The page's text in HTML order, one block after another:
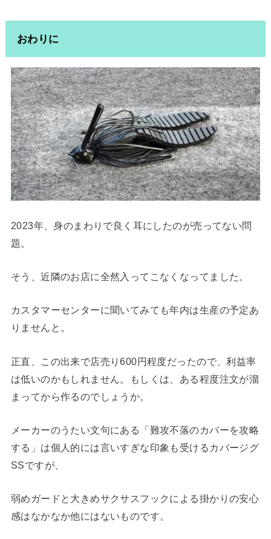
おわりに
2023年、身のまわりで良く耳にしたのが売ってない問
題。
そう、近隣のお店に全然入ってこなくなってました。
カスタマーセンターに聞いてみても年内は生産の予定あ
りませんと。
正直、この出来で店売り600円程度だったので、利益率
は低いのかもしれません。もしくは、ある程度注文が溜
まってから作るのでしょうか。
メーカーのうたい文句にある「難攻不落のカバーを攻略
する」は個人的には言いすぎな印象も受けるカバージグ
SSですが、
弱めガードと大きめサクサスフックによる掛かりの安心
感はなかなか他にはないものです。